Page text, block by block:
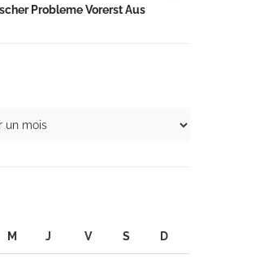
Probleme Vorerst Aus
M J V S D